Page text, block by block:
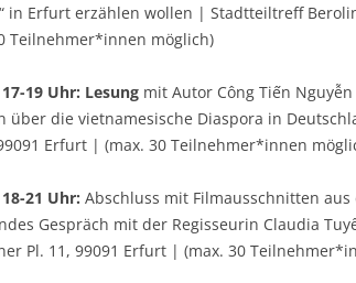
in Erfurt erzählen wollen | Stadtteiltreff
Teilnehmer*innen möglich)
19 Uhr: Lesung mit Autor Công Tiến
über die vietnamesische Diaspora in
Erfurt | (max. 30 Teilnehmer*innen
21 Uhr: Abschluss mit Filmausschnitten aus
Gespräch mit der Regisseurin Claudia
Pl. 11, 99091 Erfurt | (max. 30